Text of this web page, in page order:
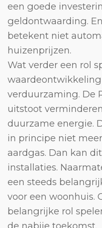
een goede
geldontwaarding.
betekent niet
huizenprijzen.
Wat verder een rol
verduurzaming. De
uitstoot
duurzame energie.
in principe niet
aardgas. Dan kan
installaties.
een steeds
voor een woonhuis.
belangrijke rol